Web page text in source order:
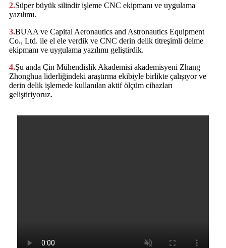
2.Süper büyük silindir işleme CNC ekipmanı ve uygulama
yazılımı.
3.BUAA ve Capital Aeronautics and Astronautics Equipment
Co., Ltd. ile el ele verdik ve CNC derin delik titreşimli delme
ekipmanı ve uygulama yazılımı geliştirdik.
4.Şu anda Çin Mühendislik Akademisi akademisyeni Zhang
Zhonghua liderliğindeki araştırma ekibiyle birlikte çalışıyor ve
derin delik işlemede kullanılan aktif ölçüm cihazları
geliştiriyoruz.